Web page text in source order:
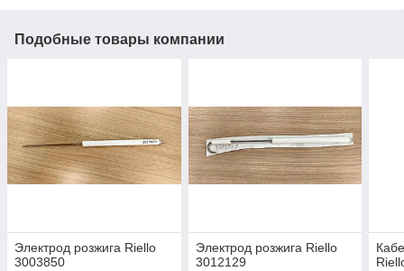
Подобные товары компании
Электрод розжига Riello
3003850
Электрод розжига Riello
3012129